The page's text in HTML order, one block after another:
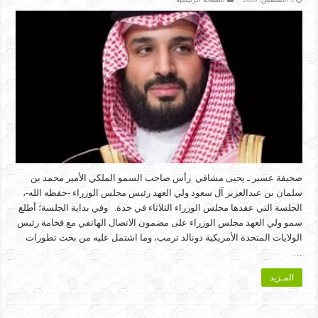
صحيفة عسير ـ يحيى مشافي رأس صاحب السمو الملكي الأمير محمد بن
سلمان بن عبدالعزيز آل سعود ولي العهد رئيس مجلس الوزراء -حفظه الله-،
الجلسة التي عقدها مجلس الوزراء الثلاثاء في جدة. وفي بداية الجلسة؛ أطلع
سمو ولي العهد مجلس الوزراء على مضمون الاتصال الهاتفي مع فخامة رئيس
الولايات المتحدة الأمريكية دونالد ترمب، وما اشتمل عليه من بحث تطورات
المـزيد